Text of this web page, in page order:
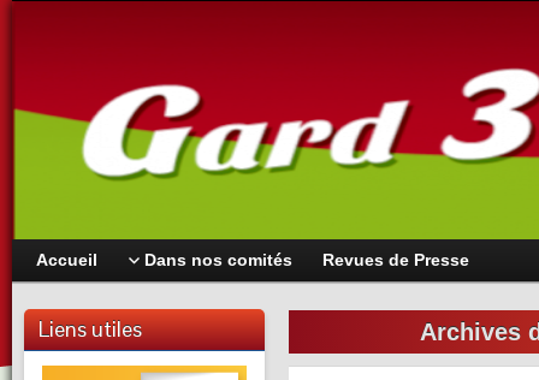
Accueil Dans nos comités Revues de Presse
Liens utiles Archives